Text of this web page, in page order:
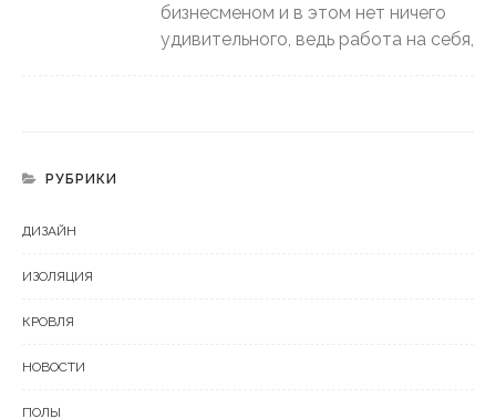
бизнесменом и в этом нет ничего
удивительного, ведь работа на себя,
РУБРИКИ
ДИЗАЙН
ИЗОЛЯЦИЯ
КРОВЛЯ
НОВОСТИ
ПОЛЫ